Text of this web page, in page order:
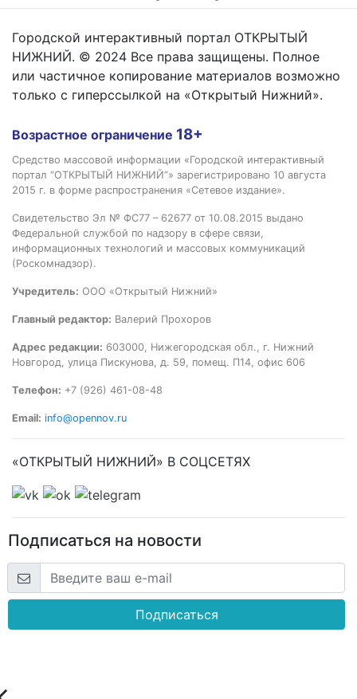
Городской интерактивный портал ОТКРЫТЫЙ
НИЖНИЙ. © 2024 Все права защищены. Полное
или частичное копирование материалов возможно
только с гиперссылкой на «Открытый Нижний».
Возрастное ограничение 18+
Средство массовой информации «Городской интерактивный
портал “ОТКРЫТЫЙ НИЖНИЙ”» зарегистрировано 10 августа
2015 г. в форме распространения «Сетевое издание».
Свидетельство Эл № ФС77 – 62677 от 10.08.2015 выдано
Федеральной службой по надзору в сфере связи,
информационных технологий и массовых коммуникаций
(Роскомнадзор).
Учредитель: ООО «Открытый Нижний»
Главный редактор: Валерий Прохоров
Адрес редакции: 603000, Нижегородская обл., г. Нижний
Новгород, улица Пискунова, д. 59, помещ. П14, офис 606
Телефон: +7 (926) 461-08-48
Email: info@opennov.ru
«ОТКРЫТЫЙ НИЖНИЙ» В СОЦСЕТЯХ
Подписаться на новости
Подписаться